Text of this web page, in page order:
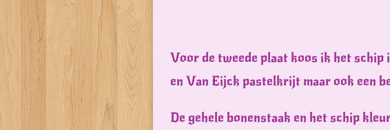
Voor de tweede plaat koos ik het
en Van Eijck pastelkrijt maar ook een
De gehele bonenstaak en het schip